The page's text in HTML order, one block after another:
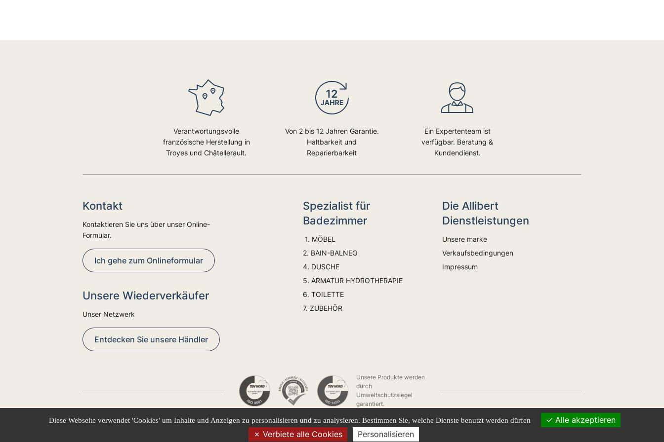
Diese Webseite verwendet 'Cookies' um Inhalte und Anzeigen zu personalisieren und zu analysieren. Bestimmen Sie, welche Dienste benutzt werden dürfen
Alle akzeptieren
Verbiete alle Cookies
Personalisieren
Verantwortungsvolle
französische Herstellung in
Troyes und Châtellerault.
Von 2 bis 12 Jahren Garantie.
Haltbarkeit und
Reparierbarkeit
Ein Expertenteam ist
verfügbar. Beratung &
Kundendienst.
Kontakt
Kontaktieren Sie uns über unser Online-
Formular.
Ich gehe zum Onlineformular
Unsere Wiederverkäufer
Unser Netzwerk
Entdecken Sie unsere Händler
Spezialist für
Badezimmer
1. MÖBEL
2. BAIN-BALNEO
4. DUSCHE
5. ARMATUR HYDROTHERAPIE
6. TOILETTE
7. ZUBEHÖR
Die Allibert
Dienstleistungen
Unsere marke
Verkaufsbedingungen
Impressum
Unsere Produkte werden
durch
Umweltschutzsiegel
garantiert.